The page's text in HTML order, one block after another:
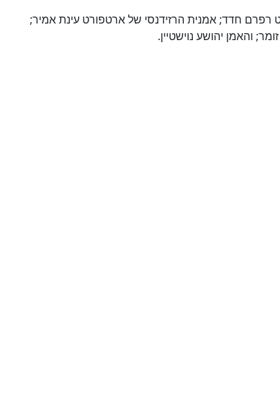
רפרם חדד; אמנית הרזידנסי של ארטפורט עינת אמיר;
והאמן יהושע נוישטיין.